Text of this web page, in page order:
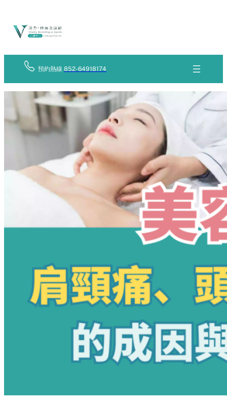
content
預約熱線852-64918174